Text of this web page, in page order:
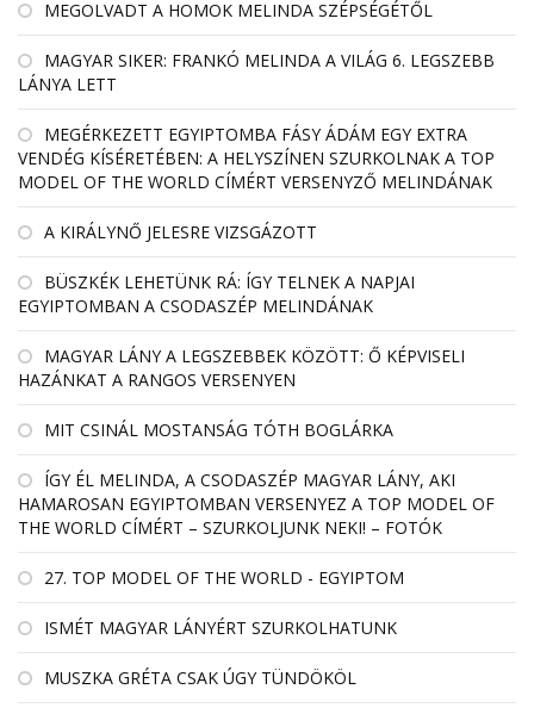
MEGOLVADT A HOMOK MELINDA SZÉPSÉGÉTŐL
MAGYAR SIKER: FRANKÓ MELINDA A VILÁG 6. LEGSZEBB
LÁNYA LETT
MEGÉRKEZETT EGYIPTOMBA FÁSY ÁDÁM EGY EXTRA
VENDÉG KÍSÉRETÉBEN: A HELYSZÍNEN SZURKOLNAK A TOP
MODEL OF THE WORLD CÍMÉRT VERSENYZŐ MELINDÁNAK
A KIRÁLYNŐ JELESRE VIZSGÁZOTT
BÜSZKÉK LEHETÜNK RÁ: ÍGY TELNEK A NAPJAI
EGYIPTOMBAN A CSODASZÉP MELINDÁNAK
MAGYAR LÁNY A LEGSZEBBEK KÖZÖTT: Ő KÉPVISELI
HAZÁNKAT A RANGOS VERSENYEN
MIT CSINÁL MOSTANSÁG TÓTH BOGLÁRKA
ÍGY ÉL MELINDA, A CSODASZÉP MAGYAR LÁNY, AKI
HAMAROSAN EGYIPTOMBAN VERSENYEZ A TOP MODEL OF
THE WORLD CÍMÉRT – SZURKOLJUNK NEKI! – FOTÓK
27. TOP MODEL OF THE WORLD - EGYIPTOM
ISMÉT MAGYAR LÁNYÉRT SZURKOLHATUNK
MUSZKA GRÉTA CSAK ÚGY TÜNDÖKÖL